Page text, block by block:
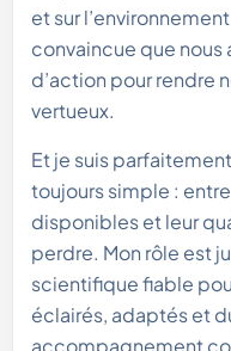
et sur
convaincue que nous
d’action pour rendre
vertueux.
Et je suis
toujours simple :
disponibles et leur
perdre. Mon rôle est
scientifique fiable
éclairés, adaptés et
accompagnement